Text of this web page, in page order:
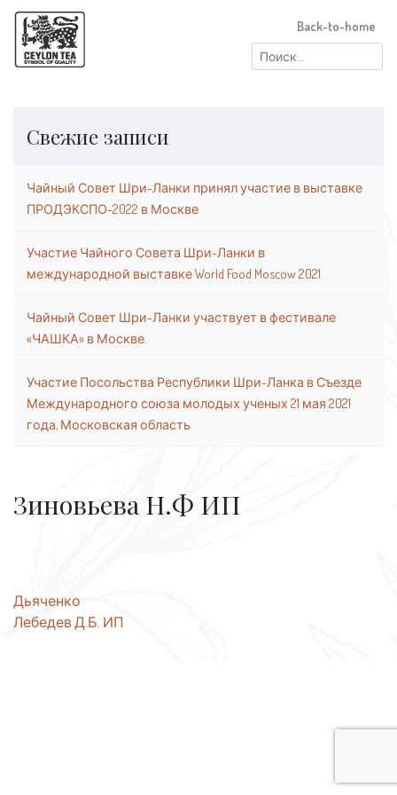
Найти:
Back-to-home
Свежие записи
Чайный Совет Шри-Ланки принял участие в выставке
ПРОДЭКСПО-2022 в Москве
Участие Чайного Совета Шри-Ланки в
международной выставке World Food Moscow 2021
Чайный Совет Шри-Ланки участвует в фестивале
«ЧАШКА» в Москве.
Участие Посольства Республики Шри-Ланка в Съезде
Международного союза молодых ученых 21 мая 2021
года, Московская область
Зиновьева Н.Ф ИП
Навигация
по
Дьяченко
Лебедев Д.Б. ИП